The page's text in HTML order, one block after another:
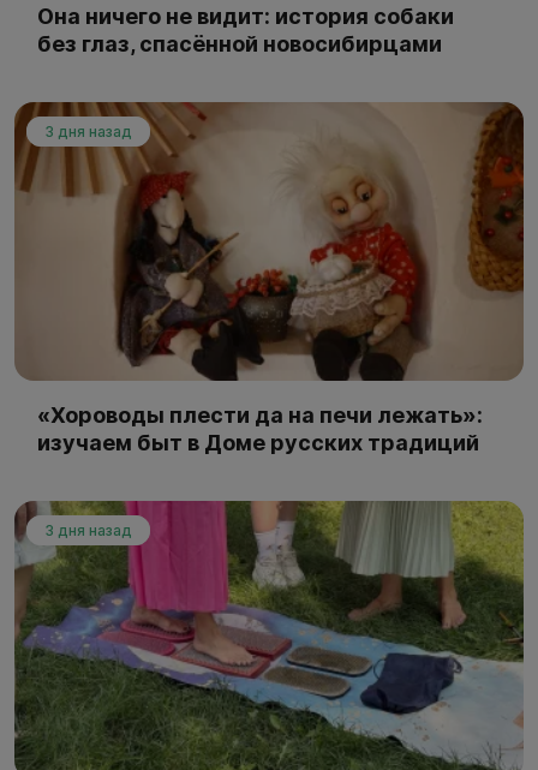
Она ничего не видит: история собаки
без глаз, спасённой новосибирцами
3 дня назад
«Хороводы плести да на печи лежать»:
изучаем быт в Доме русских традиций
3 дня назад